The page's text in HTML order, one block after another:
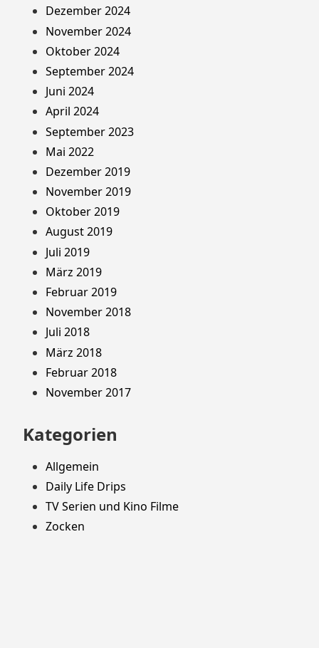
Dezember 2024
November 2024
Oktober 2024
September 2024
Juni 2024
April 2024
September 2023
Mai 2022
Dezember 2019
November 2019
Oktober 2019
August 2019
Juli 2019
März 2019
Februar 2019
November 2018
Juli 2018
März 2018
Februar 2018
November 2017
Kategorien
Allgemein
Daily Life Drips
TV Serien und Kino Filme
Zocken